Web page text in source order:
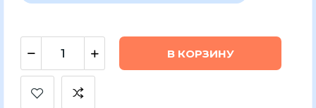
В КОРЗИНУ